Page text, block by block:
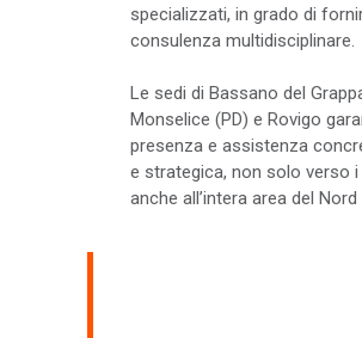
specializzati, in grado di
consulenza multidisciplinare.
Le sedi di Bassano del
Monselice (PD) e Rovigo
presenza e assistenza
e strategica, non solo verso
anche all’intera area del